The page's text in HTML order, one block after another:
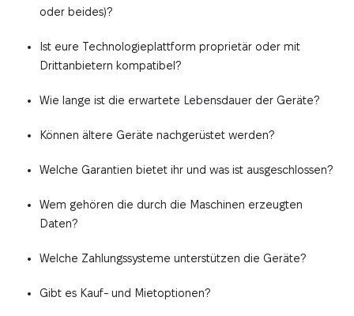
oder beides)?
Ist eure Technologieplattform proprietär oder mit
Drittanbietern kompatibel?
Wie lange ist die erwartete Lebensdauer der Geräte?
Können ältere Geräte nachgerüstet werden?
Welche Garantien bietet ihr und was ist ausgeschlossen?
Wem gehören die durch die Maschinen erzeugten
Daten?
Welche Zahlungssysteme unterstützen die Geräte?
Gibt es Kauf- und Mietoptionen?